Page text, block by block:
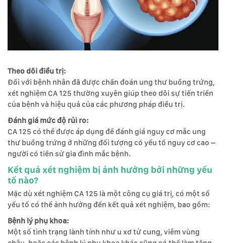
Theo dõi điều trị:
Đối với bệnh nhân đã được chẩn đoán ung thư buồng trứng,
xét nghiệm CA 125 thường xuyên giúp theo dõi sự tiến triển
của bệnh và hiệu quả của các phương pháp điều trị.
Đánh giá mức độ rủi ro:
CA 125 có thể được áp dụng để đánh giá nguy cơ mắc ung
thư buồng trứng ở những đối tượng có yếu tố nguy cơ cao –
người có tiền sử gia đình mắc bệnh.
Kết quả xét nghiệm bị ảnh hưởng bởi những yếu
tố nào?
Mặc dù xét nghiệm CA 125 là một công cụ giá trị, có một số
yếu tố có thể ảnh hưởng đến kết quả xét nghiệm, bao gồm:
Bệnh lý phụ khoa:
Một số tình trạng lành tính như u xơ tử cung, viêm vùng